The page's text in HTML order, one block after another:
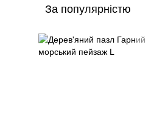
За популярністю